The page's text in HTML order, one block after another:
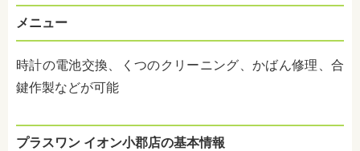
メニュー
時計の電池交換、くつのクリーニング、かばん修理、合
鍵作製などが可能
プラスワン イオン小郡店の基本情報